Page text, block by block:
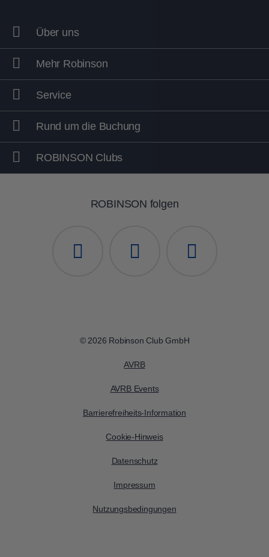
Über uns
Mehr Robinson
Service
Rund um die Buchung
ROBINSON Clubs
ROBINSON folgen
© 2026 Robinson Club GmbH
AVRB
AVRB Events
Barrierefreiheits-Information
Cookie-Hinweis
Datenschutz
Impressum
Nutzungsbedingungen